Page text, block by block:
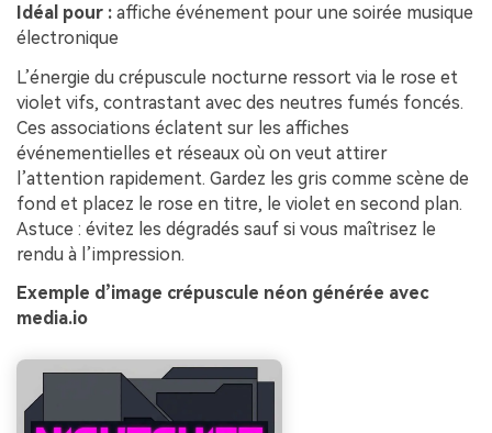
Idéal pour : affiche événement pour une soirée musique
électronique
L’énergie du crépuscule nocturne ressort via le rose et
violet vifs, contrastant avec des neutres fumés foncés.
Ces associations éclatent sur les affiches
événementielles et réseaux où on veut attirer
l’attention rapidement. Gardez les gris comme scène de
fond et placez le rose en titre, le violet en second plan.
Astuce : évitez les dégradés sauf si vous maîtrisez le
rendu à l’impression.
Exemple d’image crépuscule néon générée avec
media.io